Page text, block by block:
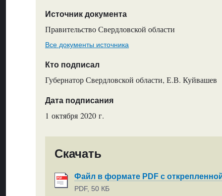
Источник документа
Правительство Свердловской области
Все документы источника
Кто подписал
Губернатор Свердловской области, Е.В. Куйвашев
Дата подписания
1 октября 2020 г.
Скачать
Файл в формате PDF с
PDF, 50 КБ